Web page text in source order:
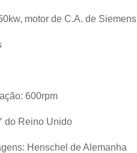
motor de C.A. de Siemens
600rpm
do Reino Unido
Henschel de Alemanha